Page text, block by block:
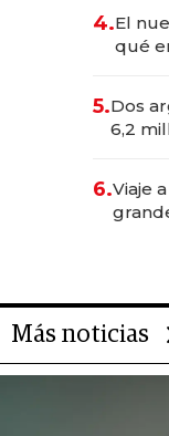
4.El
qué
para
5.Dos
6,2
6.Viaje
Más noticias